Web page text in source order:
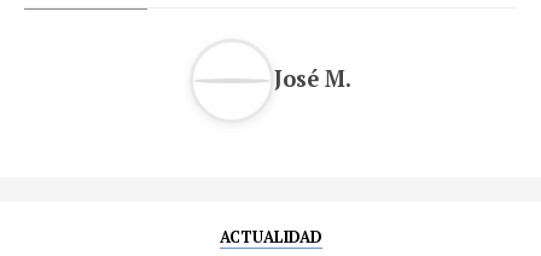
José M.
ACTUALIDAD